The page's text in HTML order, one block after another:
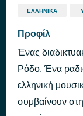
ΕΛΛΗΝΙΚΆ
Προφίλ
Ένας
Ρόδο. Ένα
ελληνική
συμβαίνουν